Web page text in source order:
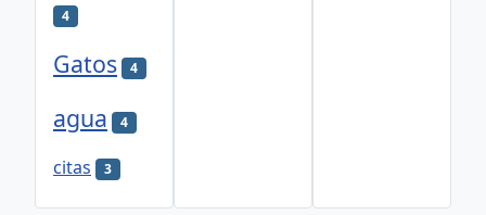
4
Gatos 4
agua 4
citas 3